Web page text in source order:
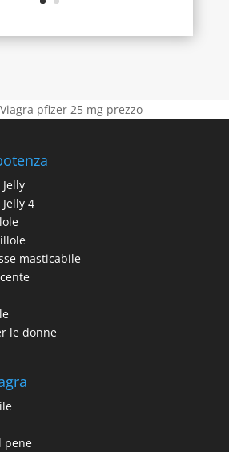
Viagra pfizer 25 mg prezzo
4
masticabile
le donne
pene